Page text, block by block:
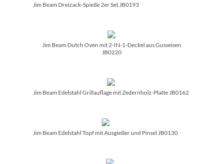
Jim Beam Dreizack-Spieße 2er Set JB0193
Jim Beam Dutch Oven mit 2-IN-1-Deckel aus Gusseisen
JB0220
Jim Beam Edelstahl Grillauflage mit Zedernholz-Platte JB0162
Jim Beam Edelstahl Topf mit Ausgießer und Pinsel JB0130